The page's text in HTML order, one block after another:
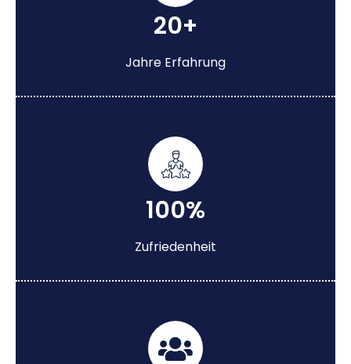
20+
Jahre Erfahrung
100%
Zufriedenheit